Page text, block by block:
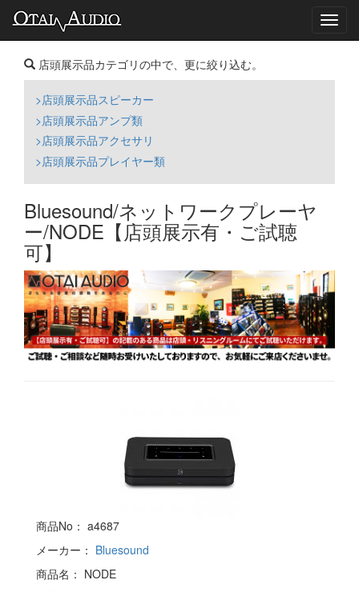
店頭展示品カテゴリの中で、更に絞り込む。
>店頭展示品スピーカー
>店頭展示品アンプ類
>店頭展示品アクセサリ
>店頭展示品プレイヤー類
Bluesound/ネットワークプレーヤ
ー/NODE【店頭展示有・ご試聴
可】
商品No： a4687
メーカー： Bluesound
商品名： NODE